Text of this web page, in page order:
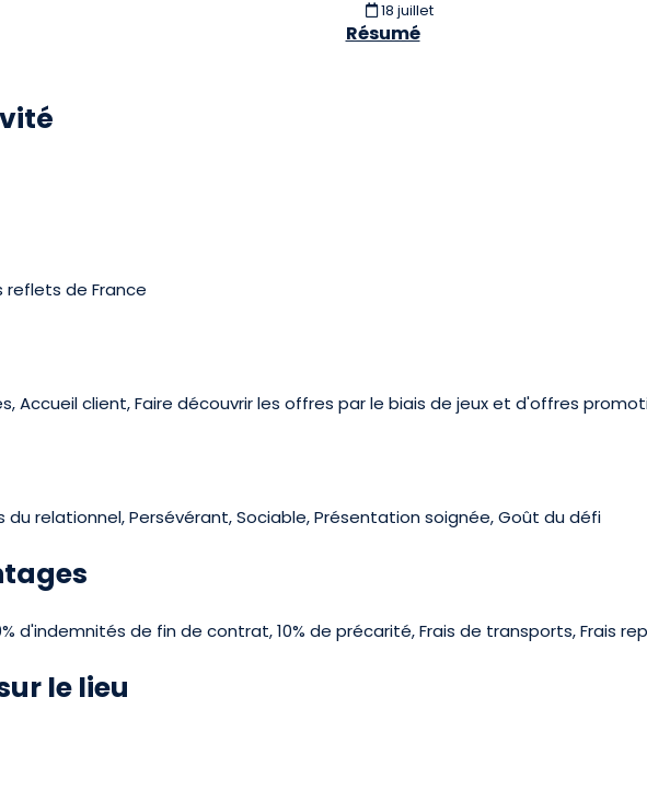
18 juillet
Résumé
de France
Accueil client, Faire découvrir les offres par le biais de jeux et d'offres
du relationnel, Persévérant, Sociable, Présentation soignée, Goût du défi
d'indemnités de fin de contrat, 10% de précarité, Frais de transports, Frais
le lieu